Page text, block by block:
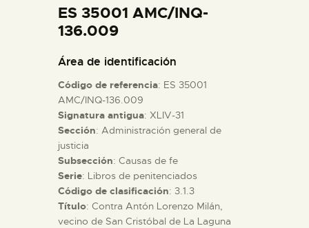
COLECCIONES
ESPAÑOL
PREPARAR LA VISITA
ACTIVIDADES
█
ES 35001 AMC/INQ-
136.009
Área de identificación
Código de referencia: ES 35001
AMC/INQ-136.009
Signatura antigua: XLIV-31
Sección: Administración general de
justicia
Subsección: Causas de fe
Serie: Libros de penitenciados
Código de clasificación: 3.1.3
Título: Contra Antón Lorenzo Milán,
vecino de San Cristóbal de La Laguna